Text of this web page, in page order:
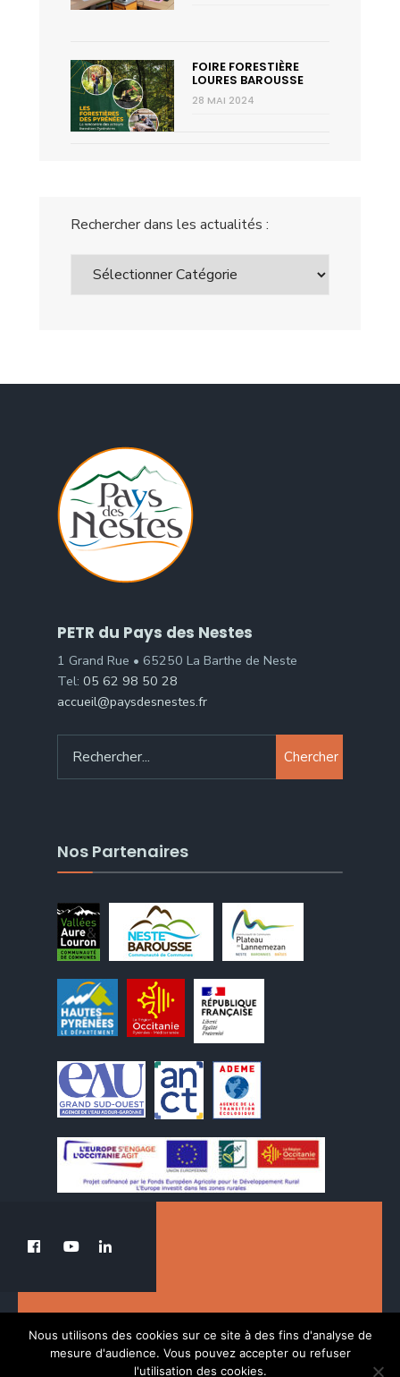
FOIRE FORESTIÈRE
LOURES BAROUSSE
28 MAI 2024
Rechercher dans les actualités :
PETR du Pays des Nestes
1 Grand Rue • 65250 La Barthe de Neste
Tel: 05 62 98 50 28
accueil@paysdesnestes.fr
Chercher
Nos Partenaires
Le PETR au service de la transition du Pays
des Nestes.
Nous utilisons des cookies sur ce site à des fins d'analyse de
mesure d'audience. Vous pouvez accepter ou refuser
l'utilisation des cookies.